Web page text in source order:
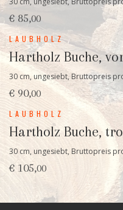
€ 85,00
LAUBHOLZ
Hartholz Buche,
30 cm, ungesiebt, Bruttopreis
€ 90,00
LAUBHOLZ
Hartholz Buche,
30 cm, ungesiebt, Bruttopreis
€ 105,00